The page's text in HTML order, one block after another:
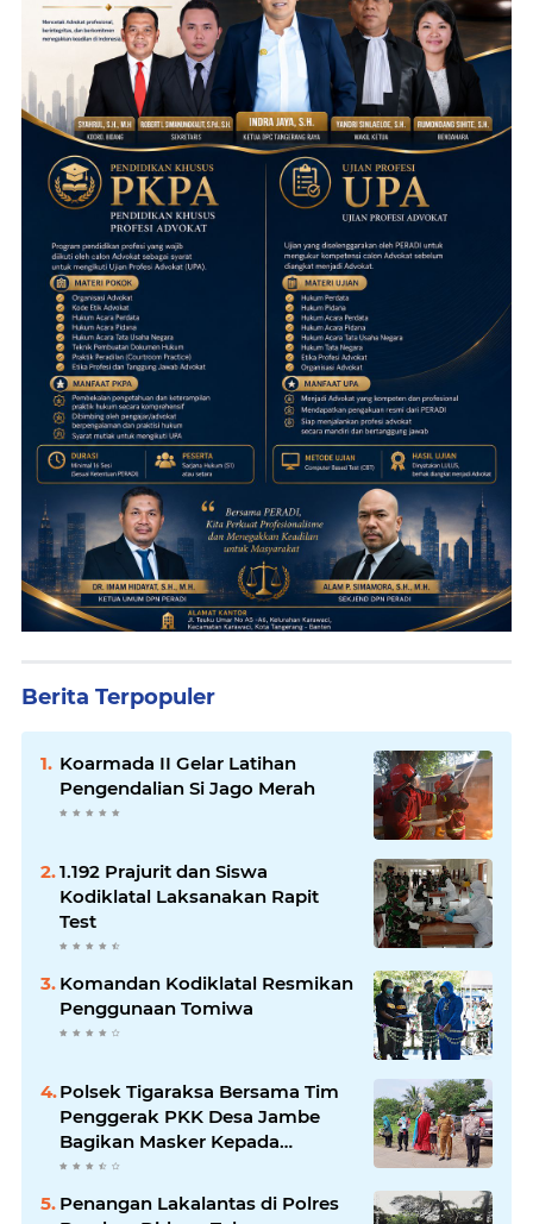
Berita Terpopuler
Koarmada II Gelar Latihan
Pengendalian Si Jago Merah
1.192 Prajurit dan Siswa
Kodiklatal Laksanakan Rapit
Test
Komandan Kodiklatal Resmikan
Penggunaan Tomiwa
Polsek Tigaraksa Bersama Tim
Penggerak PKK Desa Jambe
Bagikan Masker Kepada
Pengguna Jalan
Penangan Lakalantas di Polres